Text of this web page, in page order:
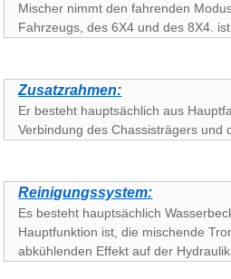
Mischer nimmt den fahrenden
Fahrzeugs, des 6X4 und des 8X4. ist
Zusatzrahmen:
Er besteht hauptsächlich aus
Verbindung des Chassisträgers und
Reinigungssystem:
Es besteht hauptsächlich
Hauptfunktion ist, die mischende
abkühlenden Effekt auf der